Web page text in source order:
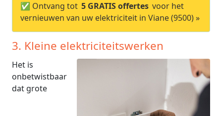
✅ Ontvang tot 5 GRATIS offertes voor het
vernieuwen van uw elektriciteit in Viane (9500) »
3. Kleine elektriciteitswerken
Het is
onbetwistbaar
dat grote